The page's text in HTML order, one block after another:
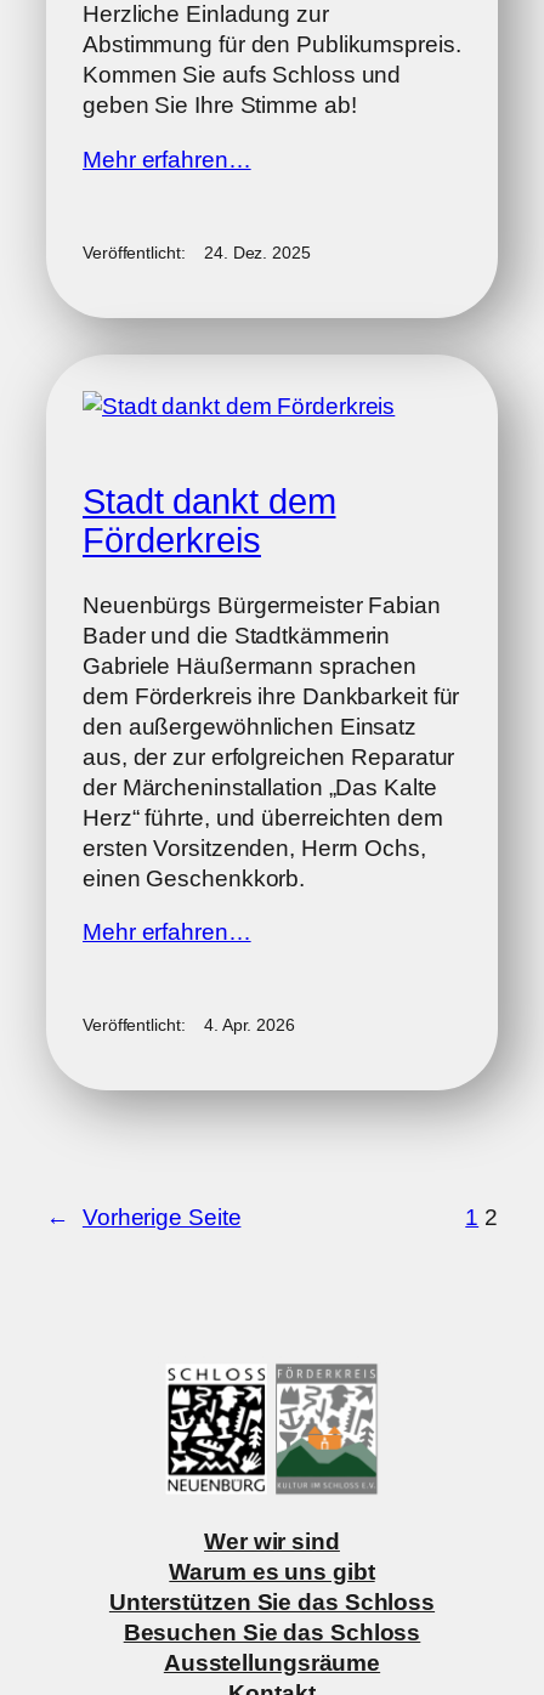
Herzliche Einladung zur
Abstimmung für den Publikumspreis.
Kommen Sie aufs Schloss und
geben Sie Ihre Stimme ab!
Mehr erfahren…
Veröffentlicht: 24. Dez. 2025
Stadt dankt dem
Förderkreis
Neuenbürgs Bürgermeister Fabian
Bader und die Stadtkämmerin
Gabriele Häußermann sprachen
dem Förderkreis ihre Dankbarkeit für
den außergewöhnlichen Einsatz
aus, der zur erfolgreichen Reparatur
der Märcheninstallation „Das Kalte
Herz“ führte, und überreichten dem
ersten Vorsitzenden, Herrn Ochs,
einen Geschenkkorb.
Mehr erfahren…
Veröffentlicht: 4. Apr. 2026
← Vorherige Seite 1 2
Wer wir sind
Warum es uns gibt
Unterstützen Sie das Schloss
Besuchen Sie das Schloss
Ausstellungsräume